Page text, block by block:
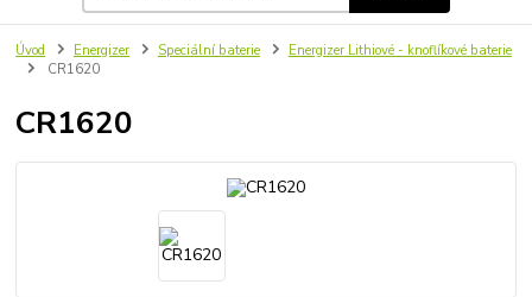
Úvod Energizer Speciální baterie
Energizer Lithiové - knoflíkové baterie
CR1620
CR1620